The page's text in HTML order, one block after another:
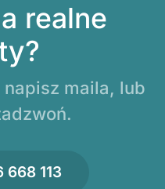
realne
maila, lub
668 113